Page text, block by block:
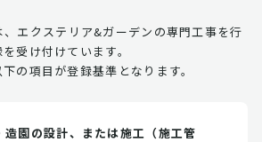
エクステリア&ガーデンの専門工事を行
受け付けています。
の項目が登録基準となります。
造園の設計、または施工（施工管